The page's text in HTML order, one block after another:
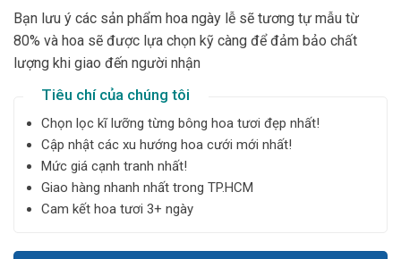
Bạn lưu ý các sản phẩm hoa ngày lễ sẽ tương tự mẫu từ
80% và hoa sẽ được lựa chọn kỹ càng để đảm bảo chất
lượng khi giao đến người nhận
Tiêu chí của chúng tôi
Chọn lọc kĩ lưỡng từng bông hoa tươi đẹp nhất!
Cập nhật các xu hướng hoa cưới mới nhất!
Mức giá cạnh tranh nhất!
Giao hàng nhanh nhất trong TP.HCM
Cam kết hoa tươi 3+ ngày